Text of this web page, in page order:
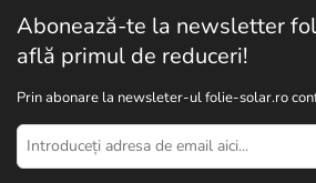
Abonează-te la newsletter
află primul de reduceri!
Prin abonare la newsleter-ul folie-solar.ro